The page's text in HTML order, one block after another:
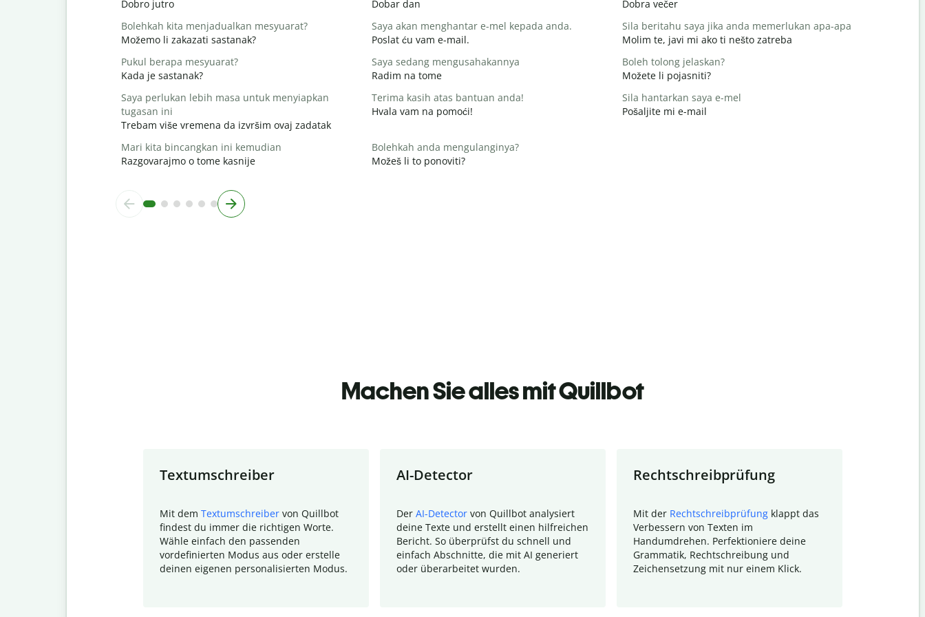
Dobro jutro
Dobar dan
Dobra večer
Bolehkah kita menjadualkan mesyuarat?
Možemo li zakazati sastanak?
Saya akan menghantar e-mel kepada anda.
Poslat ću vam e-mail.
Sila beritahu saya jika anda memerlukan apa-apa
Molim te, javi mi ako ti nešto zatreba
Pukul berapa mesyuarat?
Kada je sastanak?
Saya sedang mengusahakannya
Radim na tome
Boleh tolong jelaskan?
Možete li pojasniti?
Saya perlukan lebih masa untuk menyiapkan
tugasan ini
Trebam više vremena da izvršim ovaj zadatak
Terima kasih atas bantuan anda!
Hvala vam na pomoći!
Sila hantarkan saya e-mel
Pošaljite mi e-mail
Mari kita bincangkan ini kemudian
Razgovarajmo o tome kasnije
Bolehkah anda mengulanginya?
Možeš li to ponoviti?
Machen Sie alles mit Quillbot
Textumschreiber
Mit dem Textumschreiber von Quillbot
findest du immer die richtigen Worte.
Wähle einfach den passenden
vordefinierten Modus aus oder erstelle
deinen eigenen personalisierten Modus.
AI-Detector
Der AI-Detector von Quillbot analysiert
deine Texte und erstellt einen hilfreichen
Bericht. So überprüfst du schnell und
einfach Abschnitte, die mit AI generiert
oder überarbeitet wurden.
Rechtschreibprüfung
Mit der Rechtschreibprüfung klappt das
Verbessern von Texten im
Handumdrehen. Perfektioniere deine
Grammatik, Rechtschreibung und
Zeichensetzung mit nur einem Klick.